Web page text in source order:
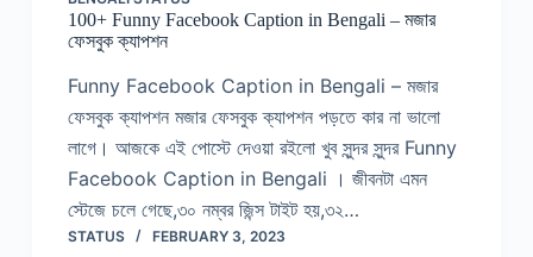
100+ Funny Facebook Caption in Bengali – মজার
ফেসবুক ক্যাপশন
Funny Facebook Caption in Bengali – মজার
ফেসবুক ক্যাপশন মজার ফেসবুক ক্যাপশন পড়তে কার না ভালো
লাগে। আজকে এই পোস্টে দেওয়া রইলো খুব সুন্দর সুন্দর Funny
Facebook Caption in Bengali । জীবনটা এমন
স্টেজে চলে গেছে,৩০ নম্বর জিন্স টাইট হয়,৩২…
STATUS FEBRUARY 3, 2023